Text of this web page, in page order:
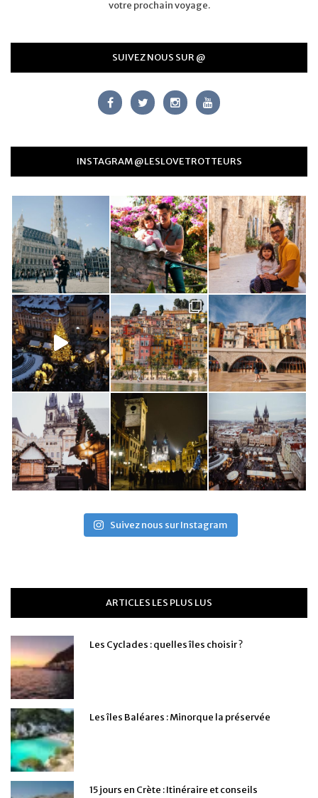
votre prochain voyage.
SUIVEZ NOUS SUR @
INSTAGRAM @LESLOVETROTTEURS
Suivez nous sur Instagram
ARTICLES LES PLUS LUS
Les Cyclades : quelles îles choisir ?
Les îles Baléares : Minorque la préservée
15 jours en Crète : Itinéraire et conseils